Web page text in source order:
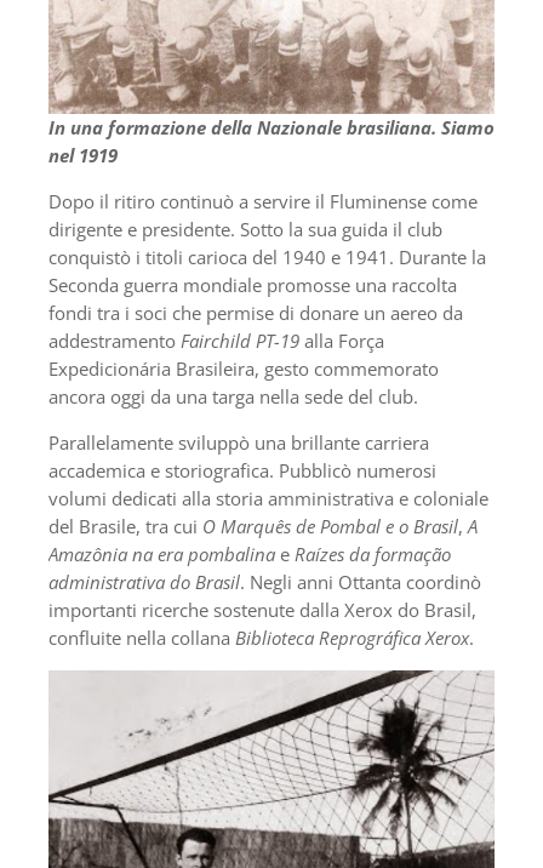
In una formazione della Nazionale brasiliana. Siamo
nel 1919
Dopo il ritiro continuò a servire il Fluminense come
dirigente e presidente. Sotto la sua guida il club
conquistò i titoli carioca del 1940 e 1941. Durante la
Seconda guerra mondiale promosse una raccolta
fondi tra i soci che permise di donare un aereo da
addestramento Fairchild PT-19 alla Força
Expedicionária Brasileira, gesto commemorato
ancora oggi da una targa nella sede del club.
Parallelamente sviluppò una brillante carriera
accademica e storiografica. Pubblicò numerosi
volumi dedicati alla storia amministrativa e coloniale
del Brasile, tra cui O Marquês de Pombal e o Brasil,A
Amazônia na era pombalina e Raízes da formação
administrativa do Brasil. Negli anni Ottanta coordinò
importanti ricerche sostenute dalla Xerox do Brasil,
confluite nella collana Biblioteca Reprográfica Xerox.